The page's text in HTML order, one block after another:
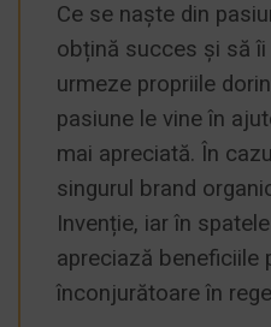
Ce se naște din
obțină succes și să
urmeze propriile
pasiune le vine în
mai apreciată. În
singurul brand
Invenție, iar în
apreciază beneficiile
înconjurătoare în